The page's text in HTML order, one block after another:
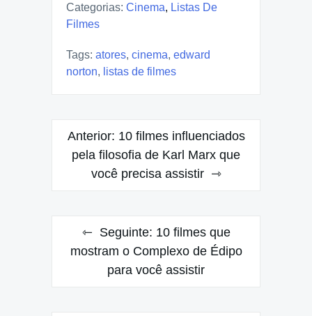
Categorias: Cinema, Listas De
Filmes
Tags: atores, cinema, edward
norton, listas de filmes
Navegação
Anterior: 10 filmes influenciados
pela filosofia de Karl Marx que
você precisa assistir
Seguinte: 10 filmes que
mostram o Complexo de Édipo
para você assistir